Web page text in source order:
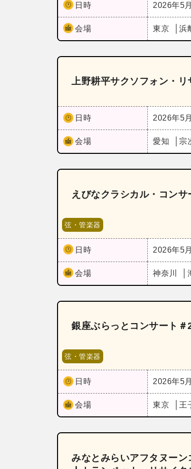
日時 2026年5
会場 東京 浜
上野耕平サクソフォン・リ
日時 2026年5
会場 愛知 宗
えびなクラシカル・コン
弦・管楽器
日時 2026年5
会場 神奈川
銀座ぶらっとコンサート
弦・管楽器
日時 2026年5
会場 東京 王
みなとみらいアフタヌー